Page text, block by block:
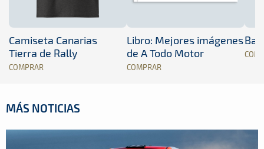
Camiseta Canarias
Tierra de Rally
COMPRAR
Libro: Mejores imágenes
de A Todo Motor
COMPRAR
MÁS NOTICIAS